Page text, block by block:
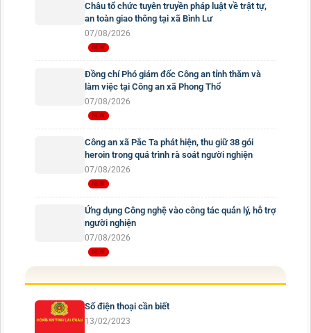
Châu tổ chức tuyên truyền pháp luật về trật tự,
an toàn giao thông tại xã Bình Lư
07/08/2026
Đồng chí Phó giám đốc Công an tỉnh thăm và
làm việc tại Công an xã Phong Thổ
07/08/2026
Công an xã Pắc Ta phát hiện, thu giữ 38 gói
heroin trong quá trình rà soát người nghiện
07/08/2026
Ứng dụng Công nghệ vào công tác quản lý, hỗ trợ
người nghiện
07/08/2026
Số điện thoại cần biết
13/02/2023